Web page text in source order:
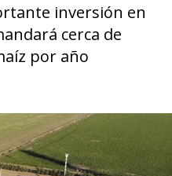
inversión en
cerca de
por año